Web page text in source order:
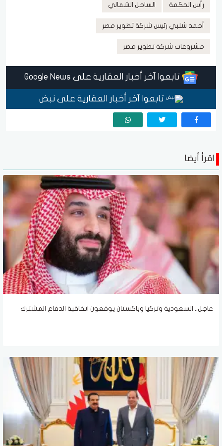
رأس الحكمة الساحل الشمالي
أحمد شلبي رئيس شركة تطوير مصر
مشروعات شركة تطوير مصر
تابعوا آخر أخبار العقارية على Google News
تابعوا آخر أخبار العقارية على نبض
اقرأ أيضا
عاجل.. السعودية وتركيا وباكستان يوقعون اتفاقية الدفاع المشترك